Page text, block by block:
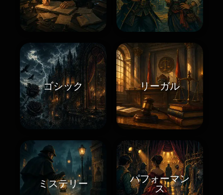
ゴシック リーガル
ミステリー
パフォーマン
ス